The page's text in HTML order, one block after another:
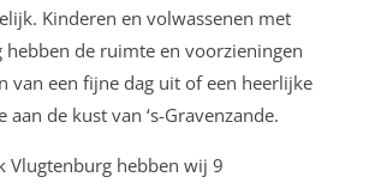
Kinderen en volwassenen met
hebben de ruimte en voorzieningen
van een fijne dag uit of een heerlijke
aan de kust van ‘s-Gravenzande.
Vlugtenburg hebben wij 9